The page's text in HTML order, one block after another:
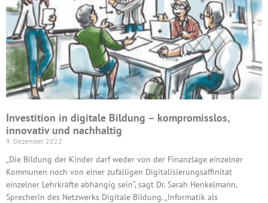
Investition in digitale Bildung – kompromisslos,
innovativ und nachhaltig
9. Dezember 2022
„Die Bildung der Kinder darf weder von der Finanzlage einzelner
Kommunen noch von einer zufälligen Digitalisierungsaffinität
einzelner Lehrkräfte abhängig sein“, sagt Dr. Sarah Henkelmann,
Sprecherin des Netzwerks Digitale Bildung. „Informatik als